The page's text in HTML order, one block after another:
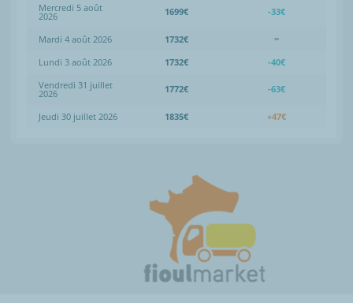
Mercredi 5 août
2026 1699€ -33€
Mardi 4 août 2026 1732€
=
Lundi 3 août 2026
1732€
-40€
Vendredi 31 juillet
2026 1772€ -63€
Jeudi 30 juillet 2026 1835€ +47€